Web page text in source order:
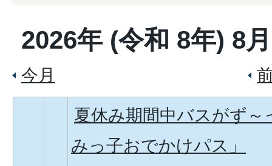
2026年 (令和 8年) 8
今月
夏休み期間中バスがず～
みっ子おでかけパス」